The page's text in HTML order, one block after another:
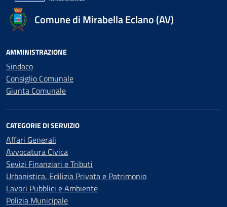
Comune di Mirabella Eclano (AV)
AMMINISTRAZIONE
Sindaco
Consiglio Comunale
Giunta Comunale
CATEGORIE DI SERVIZIO
Affari Generali
Avvocatura Civica
Sevizi Finanziari e Tributi
Urbanistica, Edilizia Privata e Patrimonio
Lavori Pubblici e Ambiente
Polizia Municipale